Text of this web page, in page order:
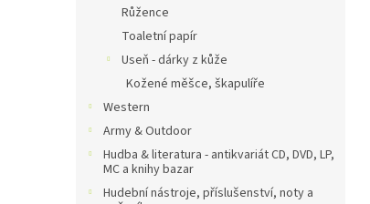
Růžence
Toaletní papír
Useň - dárky z kůže
Kožené měšce, škapulíře
Western
Army & Outdoor
Hudba & literatura - antikvariát CD, DVD, LP,
MC a knihy bazar
Hudební nástroje, příslušenství, noty a